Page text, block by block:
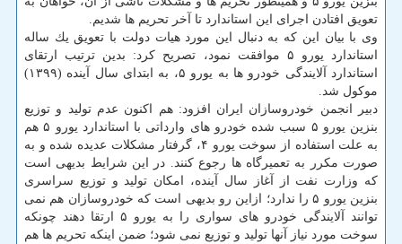
تعویق افتادن اجرای این استاندارد تا آخر تحریم ها شدیم.
وی با بیان این كه به دنبال این مورد هیات دولت با تعویق یك ساله
استاندارد یورو ۵ موافقت نمود، تصریح كرد: بدین ترتیب ارتقای
استاندارد آلایندگی خودرو ها به یورو ۵، به ابتدای سال آینده (۱۳۹۹)
موكول شد.
دبیر انجمن خودروسازان ایران افزود: هم اكنون عدم تولید و توزیع
بنزین یورو ۵ سبب شده خودرو های وارداتی با استاندارد یورو ۵ هم
به علت استفاده از سوخت یورو ۴، گرفتار مشكلات عدیده شده و به
صورت مكرر به تعمیرگاه ها رجوع كنند. در این شرایط بدیهی است
كه وزارت نفت از آغاز سال آینده، امكان تولید و توزیع سراسری
بنزین یورو ۵ را ندارد؛ ازاین رو بدیهی است كه خودروسازان هم نمی
توانند آلایندگی خودرو های سواری را به یورو ۵ ارتقا دهند چونكه
سوخت مورد نیاز آنها تولید و توزیع نمی شود؛ ضمن اینكه تحریم ها هم